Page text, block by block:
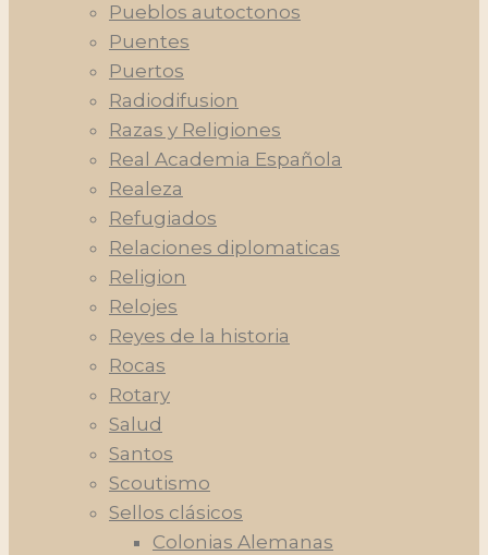
Pueblos autoctonos
Puentes
Puertos
Radiodifusion
Razas y Religiones
Real Academia Española
Realeza
Refugiados
Relaciones diplomaticas
Religion
Relojes
Reyes de la historia
Rocas
Rotary
Salud
Santos
Scoutismo
Sellos clásicos
Colonias Alemanas